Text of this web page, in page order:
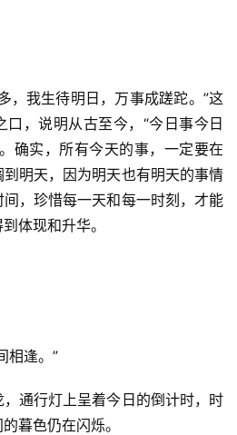
，我生待明日，万事成蹉跎。”这
，说明从古至今，“今日事今日
确实，所有今天的事，一定要在
明天，因为明天也有明天的事情
，珍惜每一天和每一时刻，才能
体现和升华。
相逢。”
通行灯上呈着今日的倒计时，时
暮色仍在闪烁。